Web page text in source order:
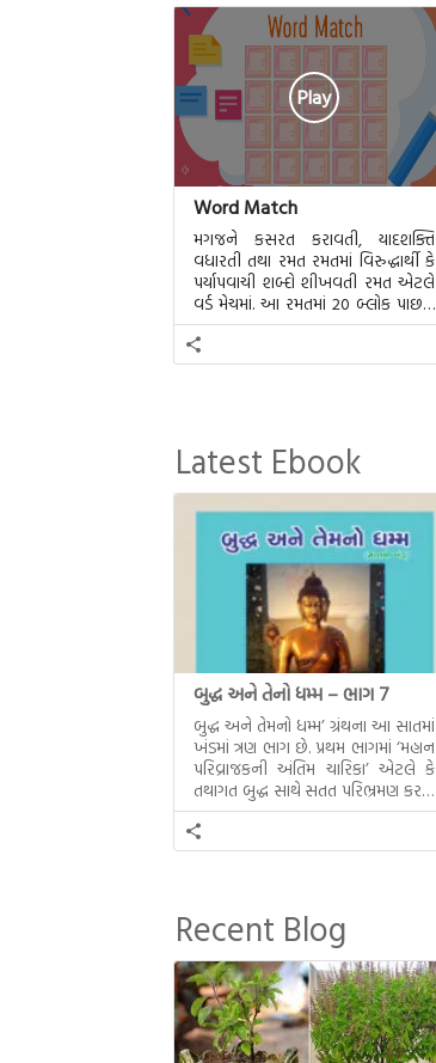
Play
Word Match
મગજને કસરત કરાવતી, યાદશક્તિ
વધારતી તથા રમત રમતમાં વિરુદ્ધાર્થી કે
પર્યાપવાચી શબ્દો શીખવતી રમત એટલે
વર્ડ મેચમાં. આ રમતમાં 20 બ્લોક પાછળ
20 શબ્દો છુપાયેલા હશે.
Latest Ebook
બુદ્ધ અને તેનો ધમ્મ – ભાગ 7
બુદ્ધ અને તેમનો ધમ્મ’ ગ્રંથના આ સાતમાં
ખંડમાં ત્રણ ભાગ છે. પ્રથમ ભાગમાં ‘મહાન
પરિવ્રાજકની અંતિમ ચારિકા’ એટલે કે
તથાગત બુદ્ધ સાથે સતત પરિભ્રમણ કરતા
સહચારીઓ સાથે ફરી એકવારની
મુલાકાત, બીજા ભાગમાં તથાગતે
વૈશાલીથી વિદાય લીધી તે અને ત્રીજા
દૃશ્યો અંકિત થયાં છે. ટૂંકમાં બુદ્ધનાં
જીવનના અંતિમ દિવસોની યાત્રાનો
પરિપાક જોવા મળે […]
Recent Blog